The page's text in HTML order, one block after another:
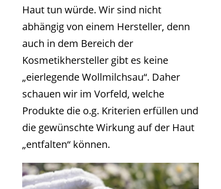
Haut tun würde. Wir sind nicht
abhängig von einem Hersteller, denn
auch in dem Bereich der
Kosmetikhersteller gibt es keine
„eierlegende Wollmilchsau“. Daher
schauen wir im Vorfeld, welche
Produkte die o.g. Kriterien erfüllen und
die gewünschte Wirkung auf der Haut
„entfalten“ können.